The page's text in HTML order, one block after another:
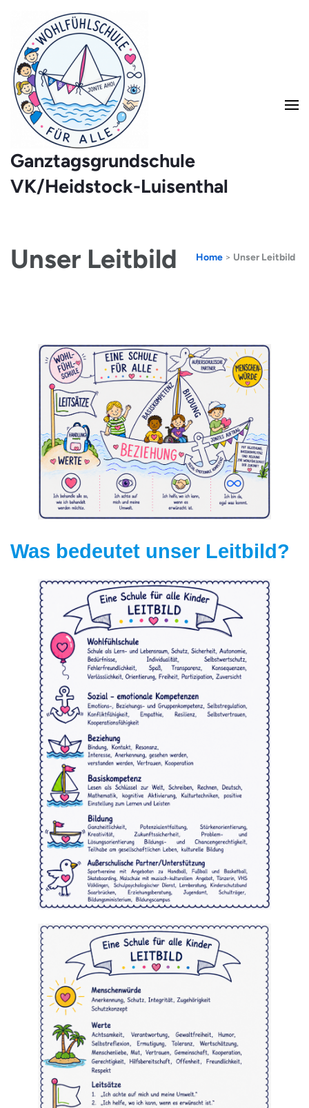
Ganztagsgrundschule
VK/Heidstock-Luisenthal
Unser Leitbild Home > Unser Leitbild
Was bedeutet unser Leitbild?